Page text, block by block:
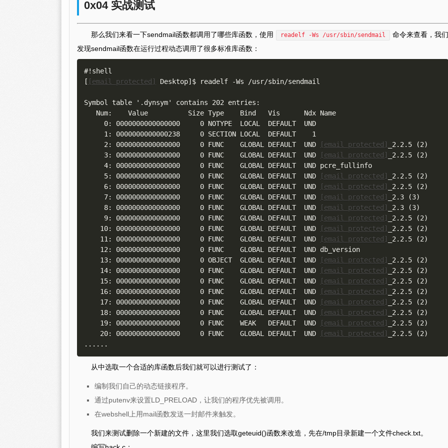
0x04 实战测试
那么我们来看一下sendmail函数都调用了哪些库函数，使用 readelf -Ws /usr/sbin/sendmail
命令来查看，我们
发现sendmail函数在运行过程动态调用了很多标准库函数：
#!shell
[ [email protected] Desktop]$ readelf -Ws /usr/sbin/sendmail
Symbol table '.dynsym' contains 202 entries:
     2: 0000000000000000     0 FUNC    GLOBAL DEFAULT  UND
[email protected]
_2.2.5 (2)
     3: 0000000000000000     0 FUNC    GLOBAL DEFAULT  UND
[email protected]
_2.2.5 (2)
     5: 0000000000000000     0 FUNC    GLOBAL DEFAULT  UND
[email protected]
_2.2.5 (2)
     6: 0000000000000000     0 FUNC    GLOBAL DEFAULT  UND
[email protected]
_2.2.5 (2)
     7: 0000000000000000     0 FUNC    GLOBAL DEFAULT  UND
[email protected]
_2.3 (3)
     8: 0000000000000000     0 FUNC    GLOBAL DEFAULT  UND
[email protected]
_2.3 (3)
     9: 0000000000000000     0 FUNC    GLOBAL DEFAULT  UND
[email protected]
_2.2.5 (2)
    10: 0000000000000000     0 FUNC    GLOBAL DEFAULT  UND
[email protected]
_2.2.5 (2)
    11: 0000000000000000     0 FUNC    GLOBAL DEFAULT  UND
[email protected]
_2.2.5 (2)
    13: 0000000000000000     0 OBJECT  GLOBAL DEFAULT  UND
[email protected]
_2.2.5 (2)
    14: 0000000000000000     0 FUNC    GLOBAL DEFAULT  UND
[email protected]
_2.2.5 (2)
    15: 0000000000000000     0 FUNC    GLOBAL DEFAULT  UND
[email protected]
_2.2.5 (2)
    16: 0000000000000000     0 FUNC    GLOBAL DEFAULT  UND
[email protected]
_2.2.5 (2)
    17: 0000000000000000     0 FUNC    GLOBAL DEFAULT  UND
[email protected]
_2.2.5 (2)
    18: 0000000000000000     0 FUNC    GLOBAL DEFAULT  UND
[email protected]
_2.2.5 (2)
    19: 0000000000000000     0 FUNC    WEAK   DEFAULT  UND
[email protected]
_2.2.5 (2)
    20: 0000000000000000     0 FUNC    GLOBAL DEFAULT  UND
[email protected]
_2.2.5 (2)
从中选取一个合适的库函数后我们就可以进行测试了：
编制我们自己的动态链接程序。
通过putenv来设置LD_PRELOAD，让我们的程序优先被调用。
在webshell上用mail函数发送一封邮件来触发。
我们来测试删除一个新建的文件，这里我们选取geteuid()函数来改造，先在/tmp目录新建一个文件check.txt。